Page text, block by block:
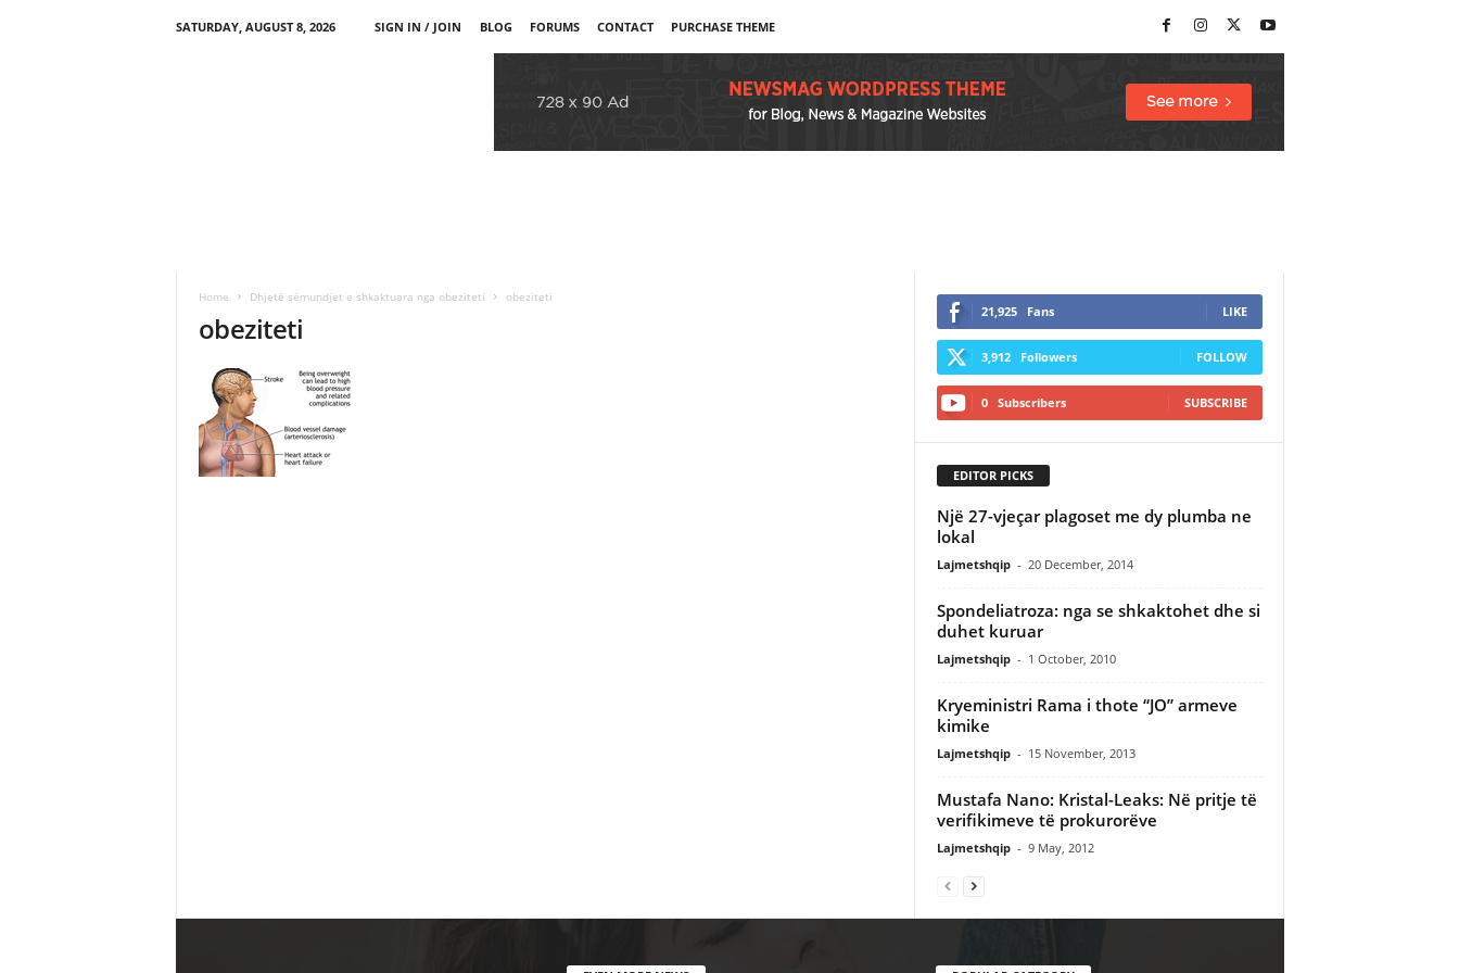
SATURDAY, AUGUST 8, 2026 SIGN IN / JOIN BLOG FORUMS CONTACT PURCHASE THEME
Home Dhjetë sëmundjet e shkaktuara nga obeziteti obeziteti
obeziteti 21,925 Fans LIKE
3,912 Followers FOLLOW
0 Subscribers SUBSCRIBE
EDITOR PICKS
Një 27-vjeçar plagoset me dy plumba ne
lokal
Lajmetshqip - 20 December, 2014
Spondeliatroza: nga se shkaktohet dhe si
duhet kuruar
Lajmetshqip - 1 October, 2010
Kryeministri Rama i thote “JO” armeve
kimike
Lajmetshqip - 15 November, 2013
Mustafa Nano: Kristal-Leaks: Në pritje të
verifikimeve të prokurorëve
Lajmetshqip - 9 May, 2012